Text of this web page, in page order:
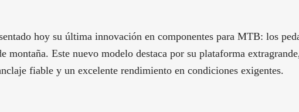
hoy su última innovación en componentes para MTB: los
montaña. Este nuevo modelo destaca por su plataforma
fiable y un excelente rendimiento en condiciones exigentes.